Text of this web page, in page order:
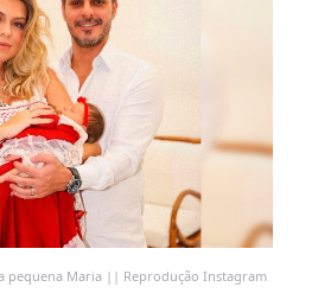
pequena Maria || Reprodução Instagram